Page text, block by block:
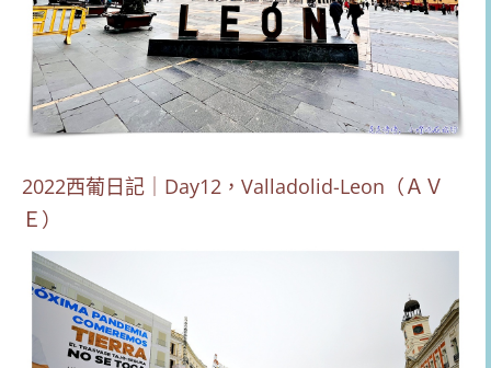
2022西葡日記｜Day12，Valladolid-Leon（ＡＶ
Ｅ）